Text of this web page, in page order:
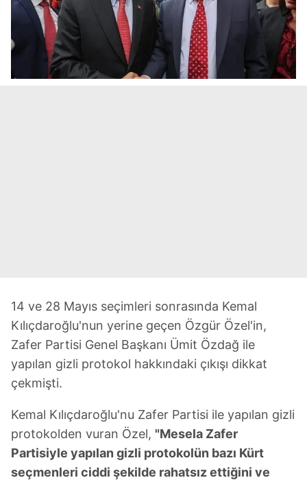
14 ve 28 Mayıs seçimleri sonrasında Kemal
Kılıçdaroğlu'nun yerine geçen Özgür Özel'in,
Zafer Partisi Genel Başkanı Ümit Özdağ ile
yapılan gizli protokol hakkındaki çıkışı dikkat
çekmişti.
Kemal Kılıçdaroğlu'nu Zafer Partisi ile yapılan gizli
protokolden vuran Özel, "Mesela Zafer
Partisiyle yapılan gizli protokolün bazı Kürt
seçmenleri ciddi şekilde rahatsız ettiğini ve